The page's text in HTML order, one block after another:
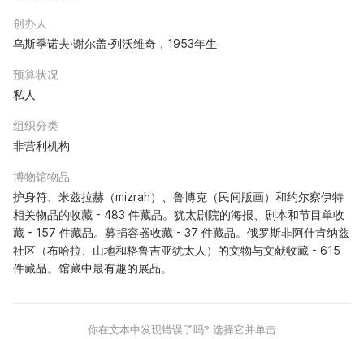
创办人
乌斯季诺夫·谢尔盖·列沃维奇，1953年生
预算状况
私人
组织分类
非营利机构
博物馆物品
护身符、米兹拉赫（mizrah）、鲁博克（民间版画）和约尔察伊特
相关物品的收藏 - 483 件藏品。犹太剧院的海报、剧本和节目单收
藏 - 157 件藏品。募捐容器收藏 - 37 件藏品。俄罗斯非阿什肯纳兹
社区（布哈拉、山地和格鲁吉亚犹太人）的文物与文献收藏 - 615
件藏品。馆藏中最有趣的展品。
你在文本中发现错误了吗? 选择它并单击